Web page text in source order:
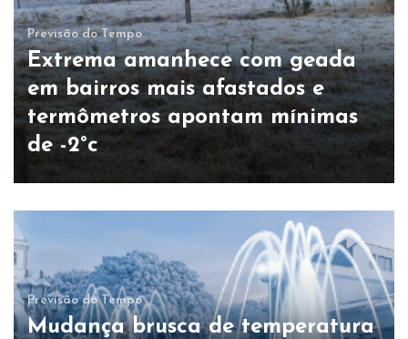
Previsão do Tempo
Extrema amanhece com geada
em bairros mais afastados e
termômetros apontam mínimas
de -2°c
Previsão do Tempo
Mudança brusca de temperatura